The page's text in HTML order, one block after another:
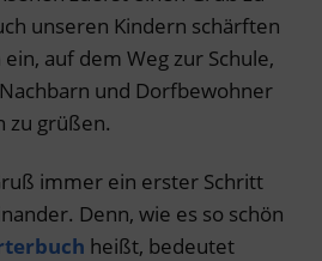
unseren Kindern schärften
auf dem Weg zur Schule,
und Dorfbewohner
zu grüßen.
immer ein erster Schritt
Denn, wie es so schön
heißt, bedeutet